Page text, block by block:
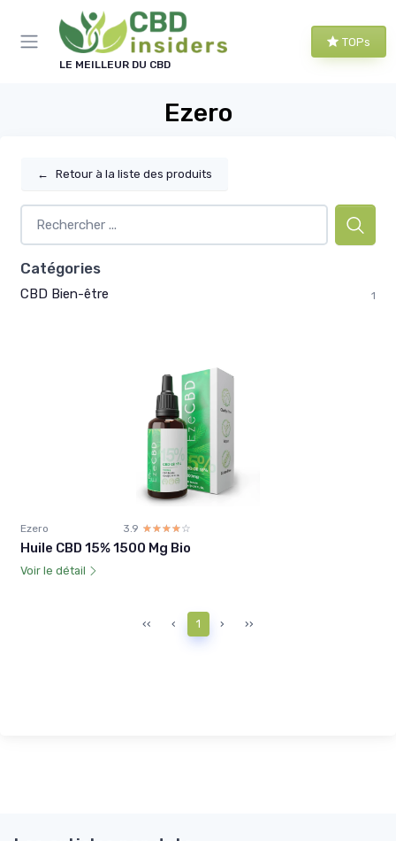
LE MEILLEUR DU CBD
TOPs
Ezero
← Retour à la liste des produits
Catégories
CBD Bien-être 1
Ezero 3.9 ☆☆☆☆☆
★★★★★
Huile CBD 15% 1500 Mg Bio
Voir le détail
‹‹ ‹ 1 › ››
Panneau de gestion des cookies